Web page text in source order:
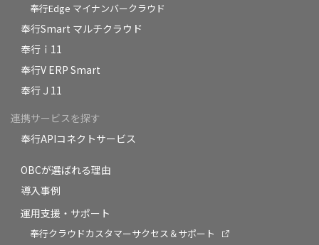
奉行Edge マイナンバークラウド
奉行Smart マルチクラウド
奉行ｉ11
奉行V ERP Smart
奉行Ｊ11
連携サービスを探す
奉行APIコネクトサービス
OBCが選ばれる理由
導入事例
運用支援・サポート
奉行クラウドカスタマーサクセス＆サポート